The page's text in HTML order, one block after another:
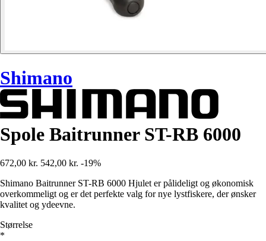
Shimano
Spole Baitrunner ST-RB 6000
672,00 kr. 542,00 kr. -19%
Shimano Baitrunner ST-RB 6000 Hjulet er pålideligt og økonomisk
overkommeligt og er det perfekte valg for nye lystfiskere, der ønsker
kvalitet og ydeevne.
Størrelse
*